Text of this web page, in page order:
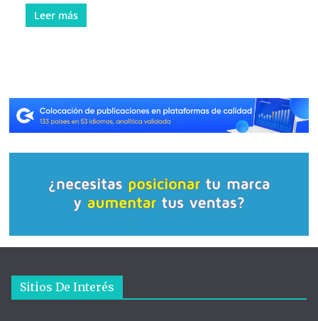
Leer más
Sitios De Interés